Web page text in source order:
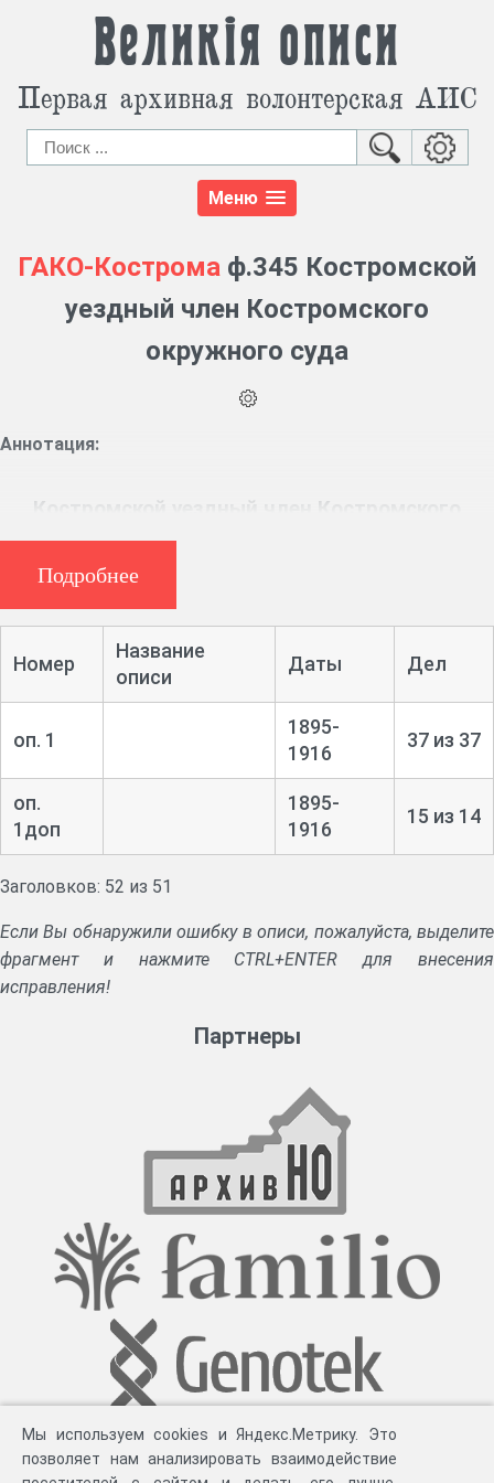
Великія описи
Первая архивная волонтерская АИС
Меню
ГАКО-Кострома ф.345 Костромской
уездный член Костромского
окружного суда
Аннотация:
Костромской уездный член Костромского
окружного суда
Список селений Костромского уезда и округа.
Дела о нарушениях строительного устава, самовольном уходе
с работы, о незаконном открытии заведения, о сохранении
Подробнее
Номер
Название
описи
Даты Дел
оп. 1
1895-
1916
37 из 37
оп.
1доп
1895-
1916
15 из 14
Заголовков: 52 из 51
Если Вы обнаружили ошибку в описи, пожалуйста, выделите
фрагмент и нажмите CTRL+ENTER для внесения
исправления!
Партнеры
Мы используем cookies и Яндекс.Метрику. Это
позволяет нам анализировать взаимодействие